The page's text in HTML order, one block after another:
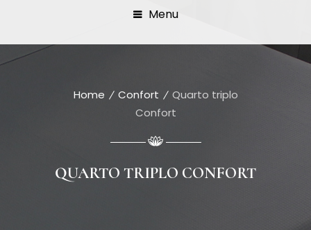
Menu
QUARTO TRIPLO CONFORT
Home Confort
Quarto triplo
Confort